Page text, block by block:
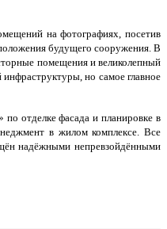
на фотографиях, посетив
будущего сооружения. В
помещения и великолепный
но самое главное
отделке фасада и планировке в
в жилом комплексе. Все
надёжными непревзойдёнными